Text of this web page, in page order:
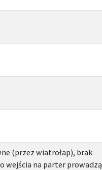
(przez wiatrołap), brak
wejścia na parter prowadzą